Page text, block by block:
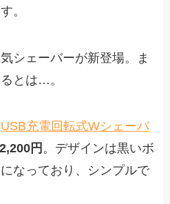
。
シェーバーが新登場。ま
とは…。
USB充電回転式Wシェーバ
円 。デザインは黒いボ
なっており、シンプルで